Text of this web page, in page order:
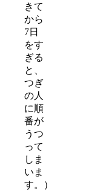
きて
から
7日
をす
ぎる
と、
つぎ
の人
に順
番が
うつ
って
しま
いま
す。）